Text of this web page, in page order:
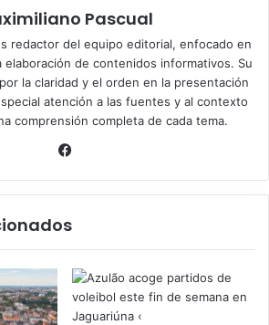
Pascual
redactor del equipo editorial, enfocado en
elaboración de contenidos informativos. Su
la claridad y el orden en la presentación
atención a las fuentes y al contexto
comprensión completa de cada tema.